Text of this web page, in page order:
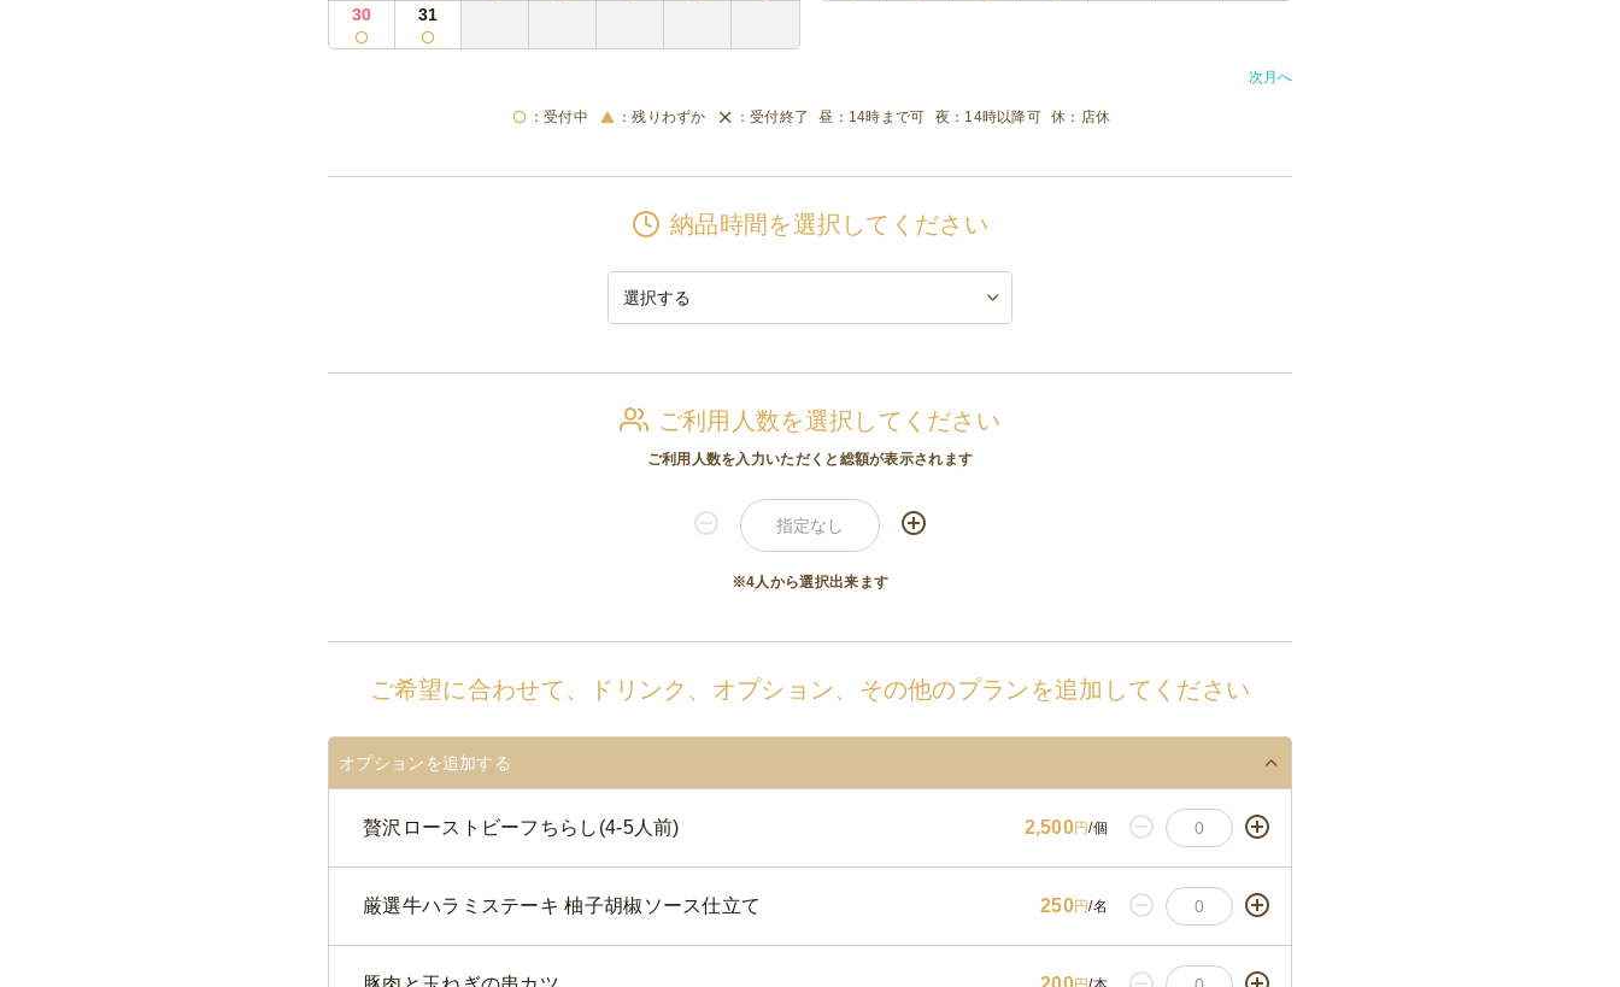
30 31
次月へ
受付中 残りわずか 受付終了 14時まで可 14時以降可 店休
納品時間を選択してください
ご利用人数を選択してください
ご利用人数を入力いただくと総額が表示されます
※4人から選択出来ます
ご希望に合わせて、ドリンク、オプション、その他のプランを追加してください
オプションを追加する
贅沢ローストビーフちらし(4-5人前) 2,500円/個
厳選牛ハラミステーキ 柚子胡椒ソース仕立て 250円/名